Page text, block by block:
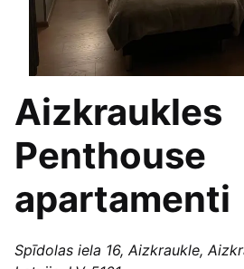
Aizkraukles
Penthouse
apartamenti
Spīdolas iela 16, Aizkraukle,